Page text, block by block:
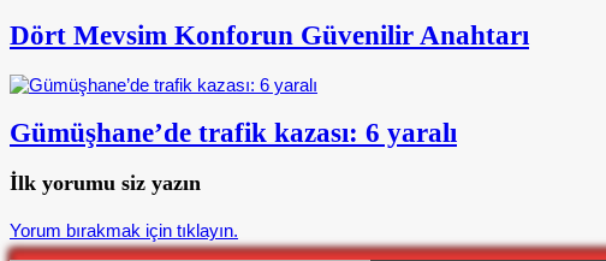
Dört Mevsim Konforun Güvenilir Anahtarı
Gümüşhane’de trafik kazası: 6 yaralı
İlk yorumu siz yazın
Yorum bırakmak için tıklayın.